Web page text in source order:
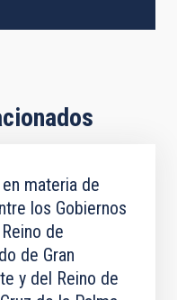
materia de
los Gobiernos
de
de Gran
y del Reino de